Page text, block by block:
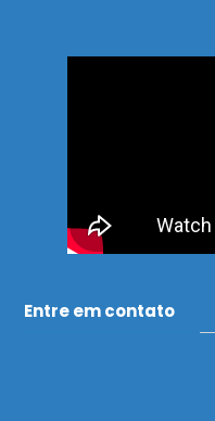
Entre em contato